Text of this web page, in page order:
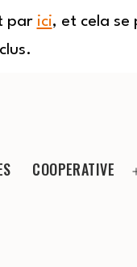
par ici, et cela se
COOPERATIVE